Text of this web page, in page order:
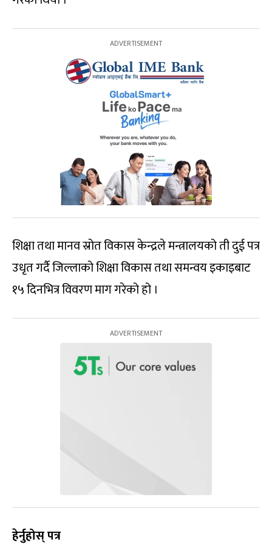
शिक्षा तथा मानव स्रोत विकास केन्द्रले मन्त्रालयको ती दुई पत्र
उधृत गर्दै जिल्लाको शिक्षा विकास तथा समन्वय इकाइबाट
१५ दिनभित्र विवरण माग गरेको हो ।
हेर्नुहोस् पत्र